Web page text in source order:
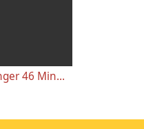
Yogastunde Anfänger 46 Minuten